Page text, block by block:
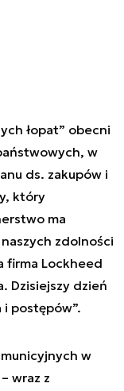
łopat” obecni
w
ds. zakupów i
który
ma
zdolności
firma Lockheed
Dzisiejszy dzień
postępów”.
w
wraz z